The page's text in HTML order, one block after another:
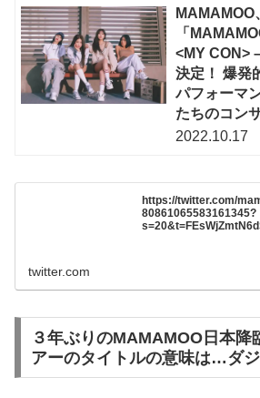
MAMAMOO
「
<MY CON>
決定！ 爆発
パフォーマ
たちのコン
2022.10.17
https://twitter.com/
80861065583161345?
twitter.com
３年ぶりのMAMAMOO日本降
アーのタイトルの意味は…ダジ